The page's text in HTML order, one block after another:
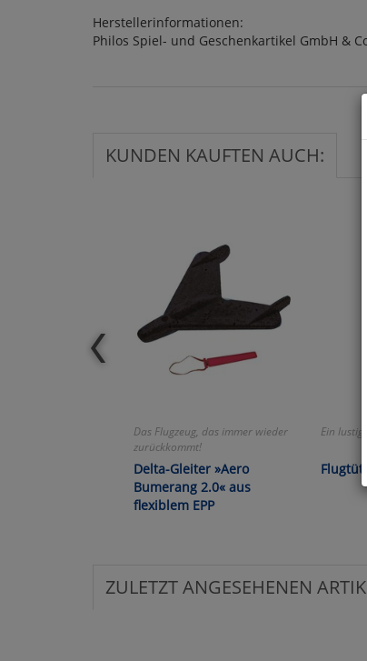
Herstellerinformationen:
Philos Spiel- und Geschenkartikel GmbH &
KUNDEN KAUFTEN AUCH:
Das Flugzeug, das immer wieder
zurückkommt!
Delta-Gleiter »Aero
Bumerang 2.0« aus
flexiblem EPP
Ein
ZULETZT ANGESEHENEN